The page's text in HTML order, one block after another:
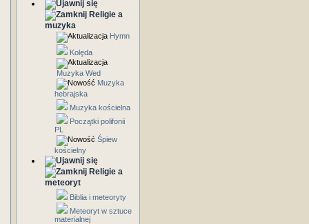
Religie a
muzyka
Hymn
Kolęda
Muzyka Wed
Muzyka
hebrajska
Muzyka kościelna
Początki polifonii
PL
Śpiew
kościelny
Religie a
meteoryt
Biblia i meteoryty
Meteoryt w sztuce
materialnej